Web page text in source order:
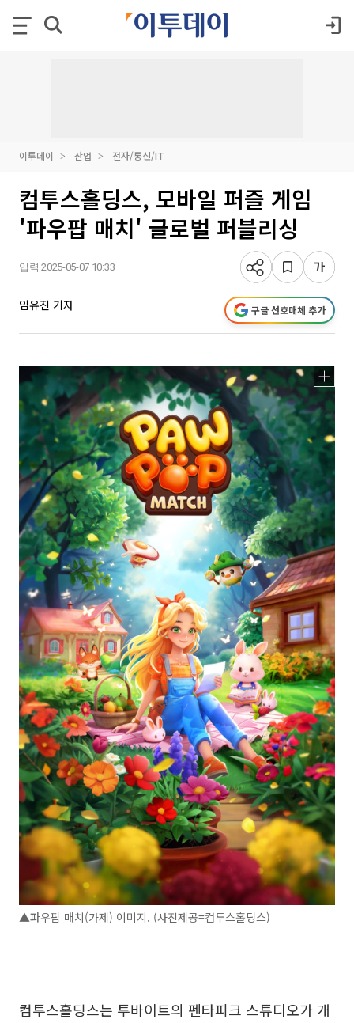
이투데이 산업 전자/통신/IT
컴투스홀딩스, 모바일 퍼즐 게임
'파우팝 매치' 글로벌 퍼블리싱
입력 2025-05-07 10:33
임유진 기자 구글 선호매체 추가
▲파우팝 매치(가제) 이미지. (사진제공=컴투스홀딩스)
컴투스홀딩스는 투바이트의 펜타피크 스튜디오가 개